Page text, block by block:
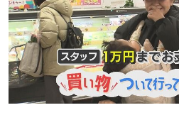
all
札幌
道北